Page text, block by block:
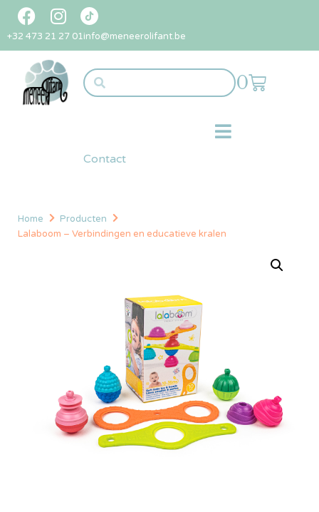
+32 473 21 27 01info@meneerolifant.be
0
Contact
Home
Producten
Lalaboom – Verbindingen en educatieve kralen